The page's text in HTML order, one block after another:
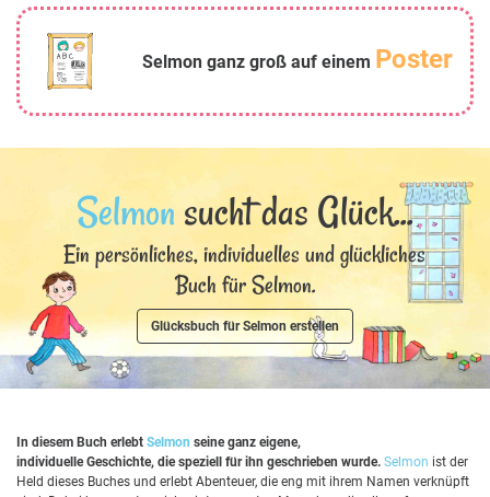
Selmon ganz groß auf einem Poster
Selmonsucht das Glück...
Ein persönliches, individuelles und glückliches
Buch für Selmon.
Glücksbuch für Selmon erstellen
In diesem Buch erlebt Selmon seine ganz eigene,
individuelle Geschichte, die speziell für ihn geschrieben wurde. Selmon ist der
Held dieses Buches und erlebt Abenteuer, die eng mit ihrem Namen verknüpft